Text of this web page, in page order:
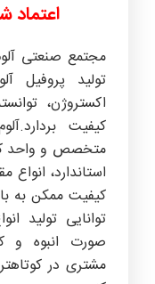
اعتماد
مجتمع صنعتی
تولید پروفیل
اکستروژن،
کیفیت
متخصص و واحد
استاندارد، انواع
کیفیت ممکن به
توانایی تولید
صورت انبوه و
مشتری در